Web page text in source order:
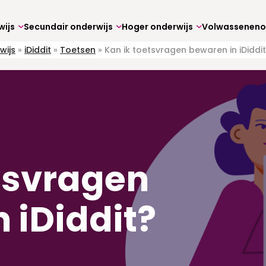
Secundair onderwijs
Hoger onderwijs
» iDiddit » Toetsen » Kan ik toetsvragen bewaren in
iDiddit?